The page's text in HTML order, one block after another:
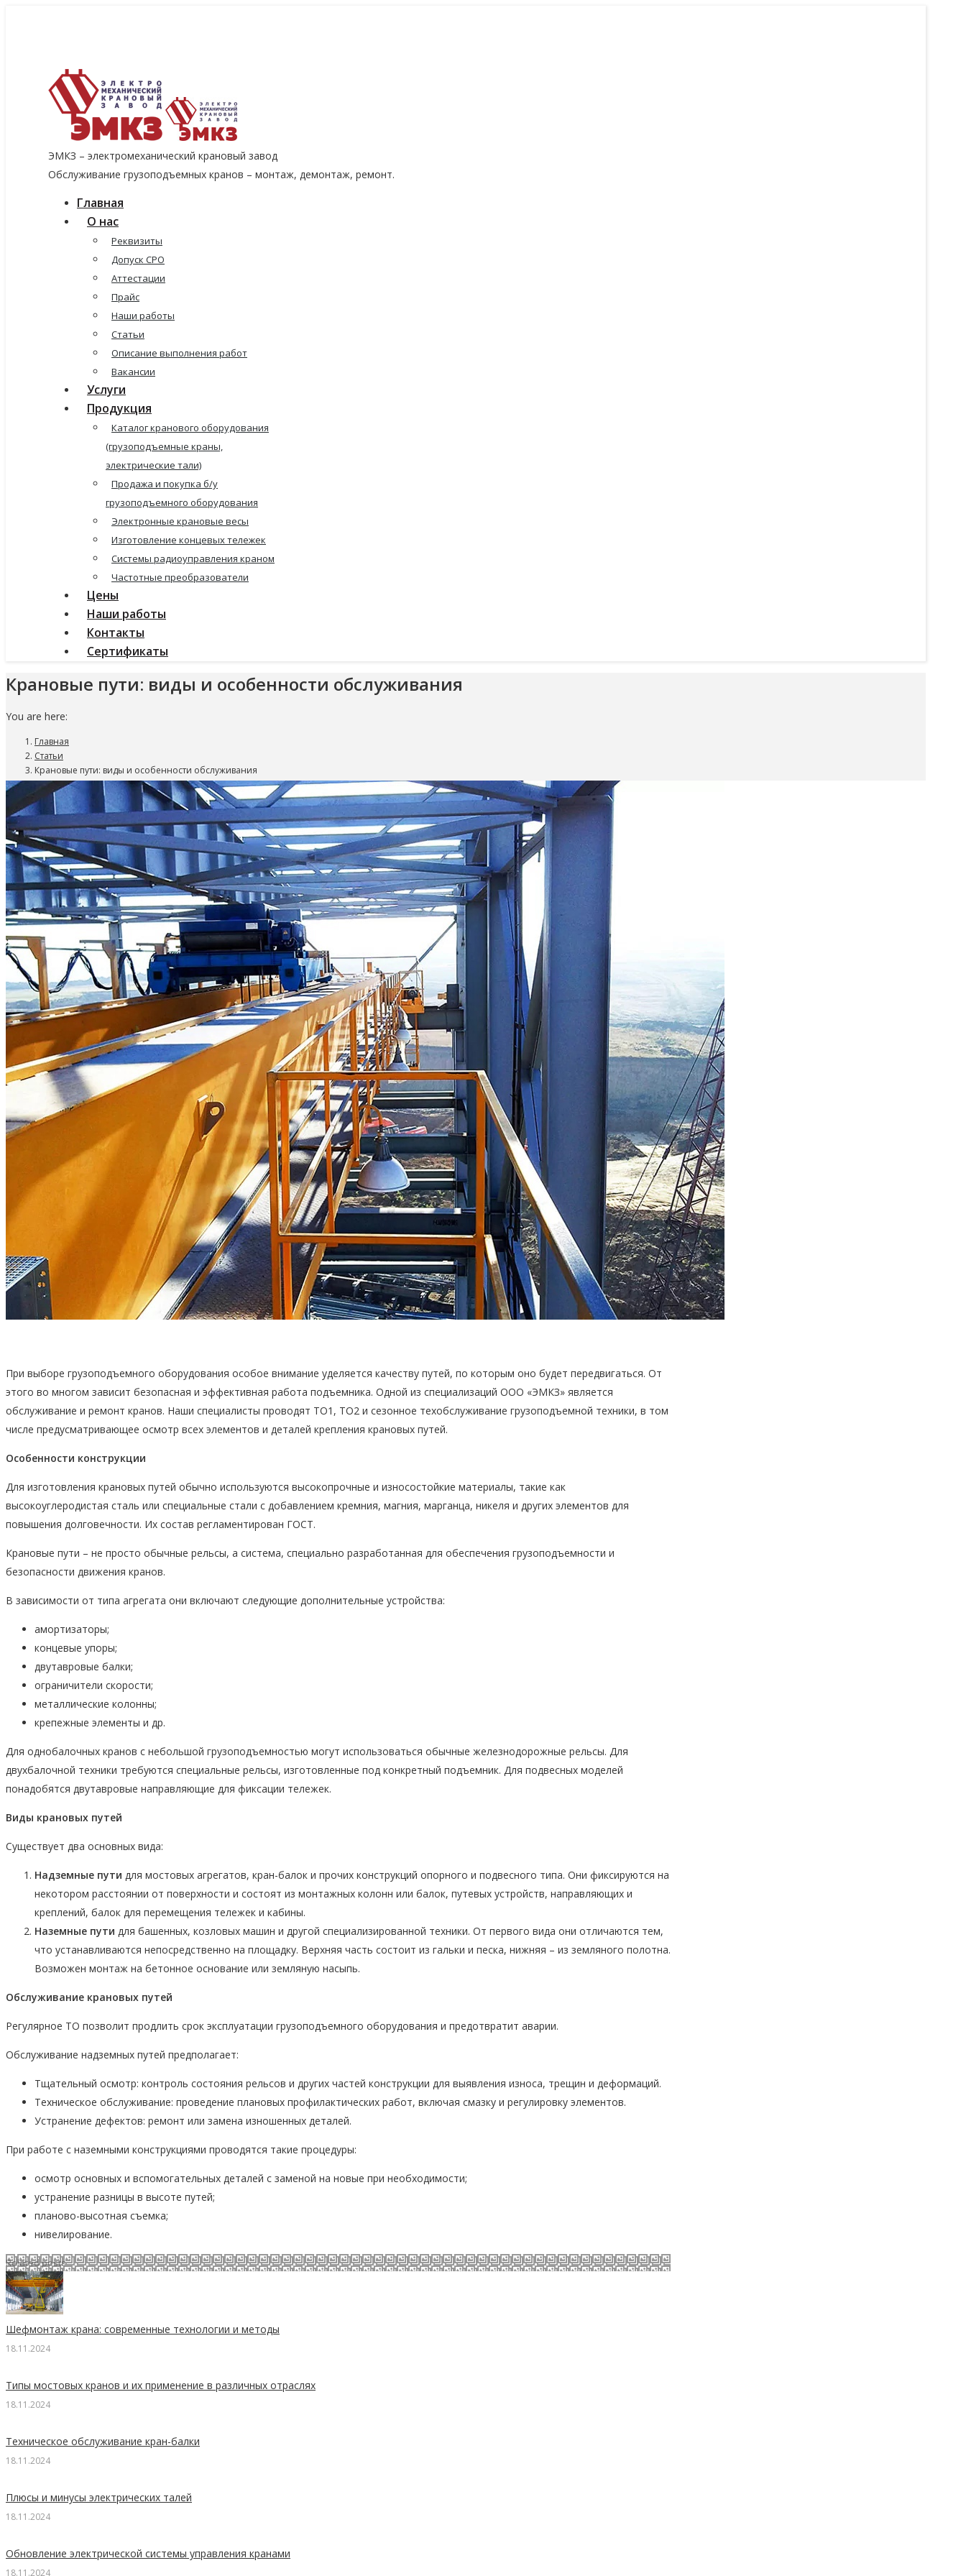
ЭМКЗ – электромеханический крановый завод
Обслуживание грузоподъемных кранов – монтаж, демонтаж, ремонт.
Главная
О нас
Реквизиты
Допуск СРО
Аттестации
Прайс
Наши работы
Статьи
Описание выполнения работ
Вакансии
Услуги
Продукция
Каталог кранового оборудования
(грузоподъемные краны,
электрические тали)
Продажа и покупка б/у
грузоподъемного оборудования
Электронные крановые весы
Изготовление концевых тележек
Системы радиоуправления краном
Частотные преобразователи
Цены
Наши работы
Контакты
Сертификаты
Крановые пути: виды и особенности обслуживания
You are here:
Главная
Статьи
Крановые пути: виды и особенности обслуживания
При выборе грузоподъемного оборудования особое внимание уделяется качеству путей, по которым оно будет передвигаться. От
этого во многом зависит безопасная и эффективная работа подъемника. Одной из специализаций ООО «ЭМКЗ» является
обслуживание и ремонт кранов. Наши специалисты проводят ТО1, ТО2 и сезонное техобслуживание грузоподъемной техники, в том
числе предусматривающее осмотр всех элементов и деталей крепления крановых путей.
Особенности конструкции
Для изготовления крановых путей обычно используются высокопрочные и износостойкие материалы, такие как
высокоуглеродистая сталь или специальные стали с добавлением кремния, магния, марганца, никеля и других элементов для
повышения долговечности. Их состав регламентирован ГОСТ.
Крановые пути – не просто обычные рельсы, а система, специально разработанная для обеспечения грузоподъемности и
безопасности движения кранов.
В зависимости от типа агрегата они включают следующие дополнительные устройства:
амортизаторы;
концевые упоры;
двутавровые балки;
ограничители скорости;
металлические колонны;
крепежные элементы и др.
Для однобалочных кранов с небольшой грузоподъемностью могут использоваться обычные железнодорожные рельсы. Для
двухбалочной техники требуются специальные рельсы, изготовленные под конкретный подъемник. Для подвесных моделей
понадобятся двутавровые направляющие для фиксации тележек.
Виды крановых путей
Существует два основных вида:
Надземные пути для мостовых агрегатов, кран-балок и прочих конструкций опорного и подвесного типа. Они фиксируются на
некотором расстоянии от поверхности и состоят из монтажных колонн или балок, путевых устройств, направляющих и
креплений, балок для перемещения тележек и кабины.
Наземные пути для башенных, козловых машин и другой специализированной техники. От первого вида они отличаются тем,
что устанавливаются непосредственно на площадку. Верхняя часть состоит из гальки и песка, нижняя – из земляного полотна.
Возможен монтаж на бетонное основание или земляную насыпь.
Обслуживание крановых путей
Регулярное ТО позволит продлить срок эксплуатации грузоподъемного оборудования и предотвратит аварии.
Обслуживание надземных путей предполагает:
Тщательный осмотр: контроль состояния рельсов и других частей конструкции для выявления износа, трещин и деформаций.
Техническое обслуживание: проведение плановых профилактических работ, включая смазку и регулировку элементов.
Устранение дефектов: ремонт или замена изношенных деталей.
При работе с наземными конструкциями проводятся такие процедуры:
осмотр основных и вспомогательных деталей с заменой на новые при необходимости;
устранение разницы в высоте путей;
планово-высотная съемка;
нивелирование.
Related posts
Шефмонтаж крана: современные технологии и методы
18.11.2024
Типы мостовых кранов и их применение в различных отраслях
18.11.2024
Техническое обслуживание кран-балки
18.11.2024
Плюсы и минусы электрических талей
18.11.2024
Обновление электрической системы управления кранами
18.11.2024